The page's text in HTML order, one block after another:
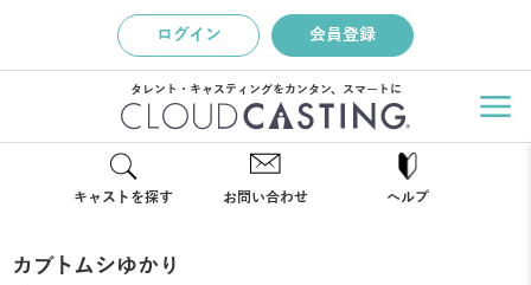
ログイン 会員登録
タレント・キャスティングをカンタン、スマートに
キャストを探す お問い合わせ ヘルプ
カブトムシゆかり